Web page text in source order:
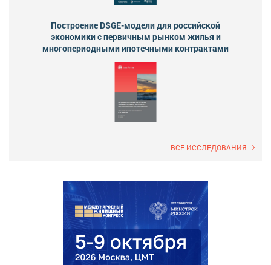
Построение DSGE-модели для российской
экономики с первичным рынком жилья и
многопериодными ипотечными контрактами
ВСЕ ИССЛЕДОВАНИЯ